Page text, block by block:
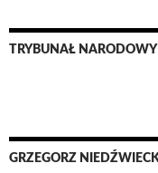
TRYBUNAŁ NARODOWY
GRZEGORZ